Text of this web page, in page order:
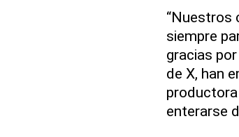
“Nuestros
siempre
gracias
de X, han
enterarse